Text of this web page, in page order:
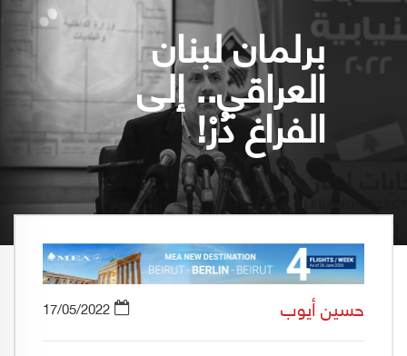
برلمان لبنان
العراقي.. إلى
الفراغ دُرْ!
حسين أيوب 17/05/2022